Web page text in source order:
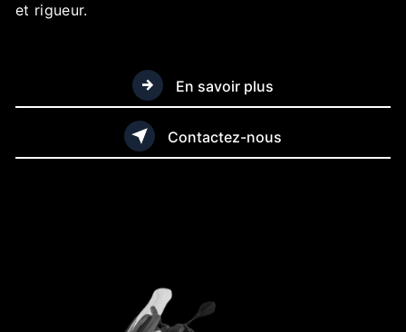
et rigueur.
En savoir plus
Contactez-nous